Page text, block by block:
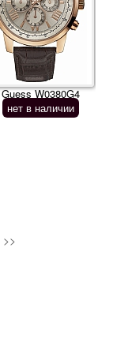
Guess W0380G4
нет в наличии
>>